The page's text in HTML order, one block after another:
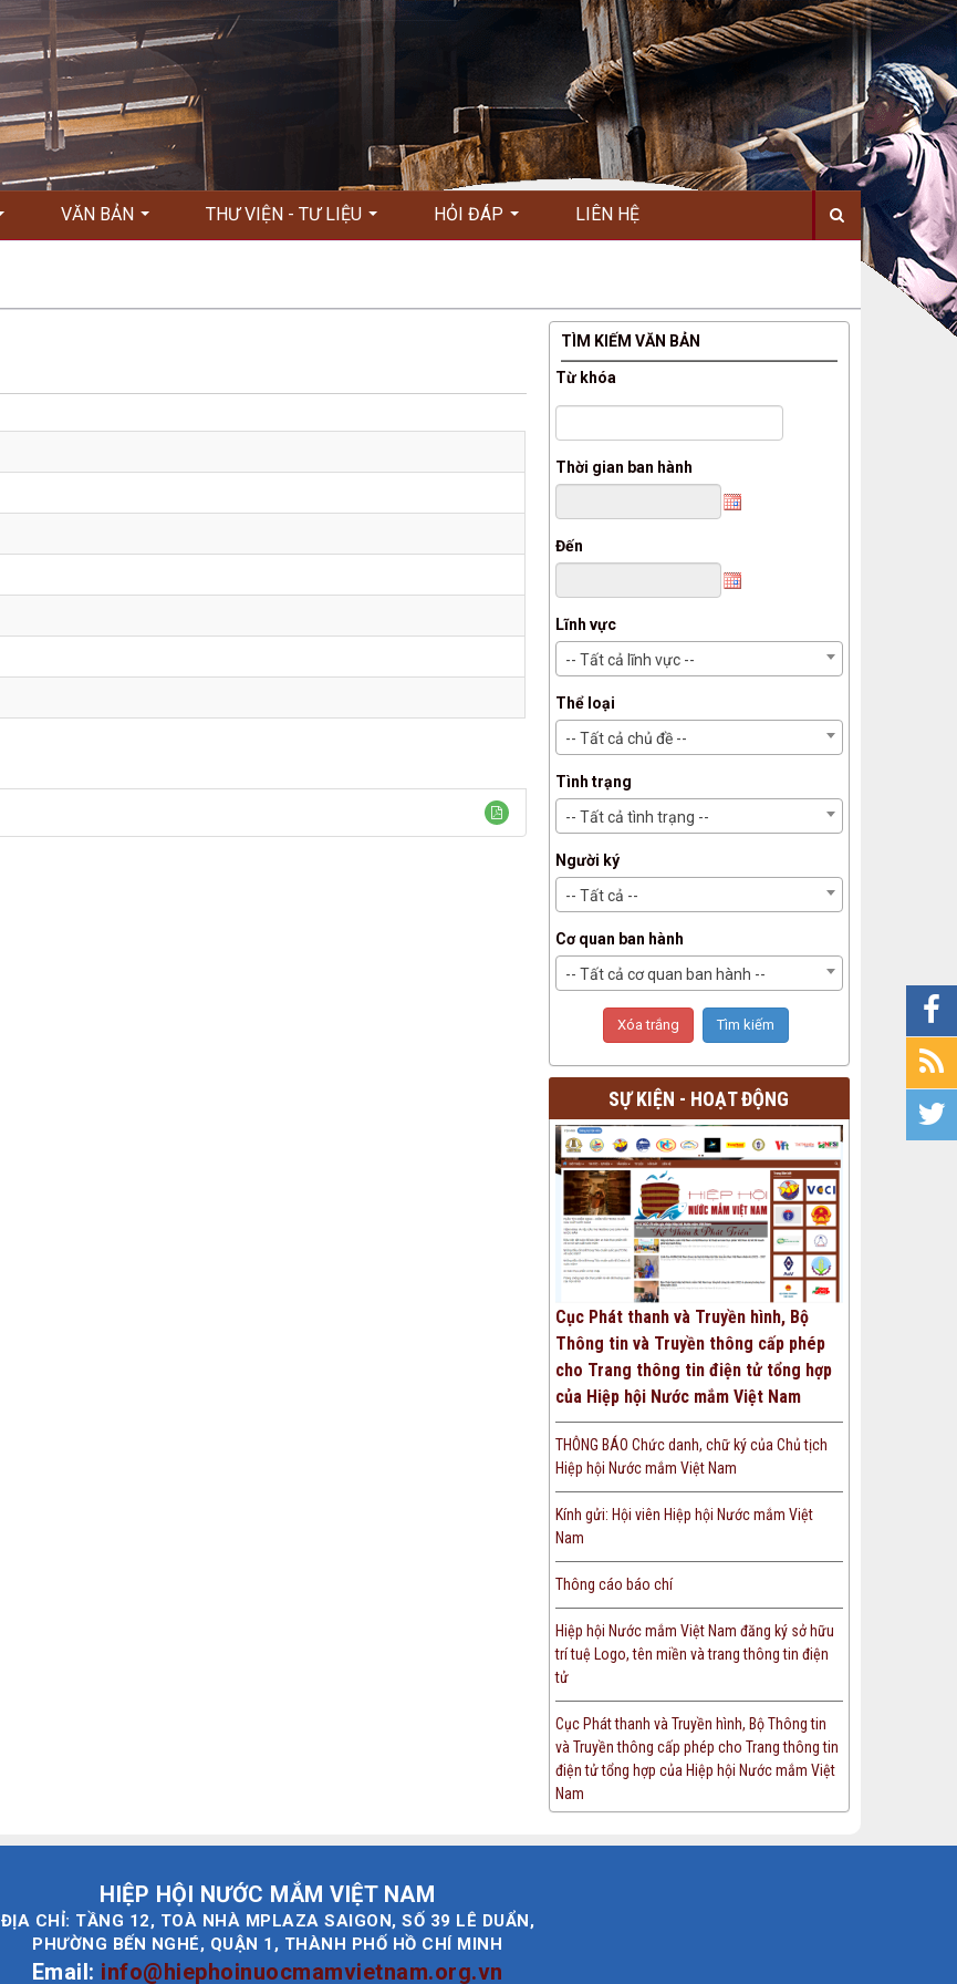
VĂN BẢN THƯ VIỆN - TƯ LIỆU HỎI ĐÁP LIÊN HỆ
TÌM KIẾM VĂN BẢN
Từ khóa
Thời gian ban hành
Đến
Lĩnh vực
-- Tất cả lĩnh vực --
Thể loại
-- Tất cả chủ đề --
Tình trạng
-- Tất cả tình trạng --
Người ký
-- Tất cả --
Cơ quan ban hành
-- Tất cả cơ quan ban hành --
SỰ KIỆN - HOẠT ĐỘNG
Cục Phát thanh và Truyền hình, Bộ
Thông tin và Truyền thông cấp phép
cho Trang thông tin điện tử tổng hợp
của Hiệp hội Nước mắm Việt Nam
THÔNG BÁO Chức danh, chữ ký của Chủ tịch
Hiệp hội Nước mắm Việt Nam
Kính gửi: Hội viên Hiệp hội Nước mắm Việt
Nam
Thông cáo báo chí
Hiệp hội Nước mắm Việt Nam đăng ký sở hữu
trí tuệ Logo, tên miền và trang thông tin điện
tử
Cục Phát thanh và Truyền hình, Bộ Thông tin
và Truyền thông cấp phép cho Trang thông tin
điện tử tổng hợp của Hiệp hội Nước mắm Việt
Nam
HIỆP HỘI NƯỚC MẮM VIỆT NAM
ĐỊA CHỈ: TẦNG 12, TOÀ NHÀ MPLAZA SAIGON, SỐ 39 LÊ DUẨN,
PHƯỜNG BẾN NGHÉ, QUẬN 1, THÀNH PHỐ HỒ CHÍ MINH
Email: info@hiephoinuocmamvietnam.org.vn